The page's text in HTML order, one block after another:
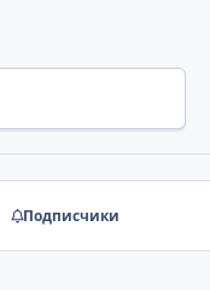
Подписчики